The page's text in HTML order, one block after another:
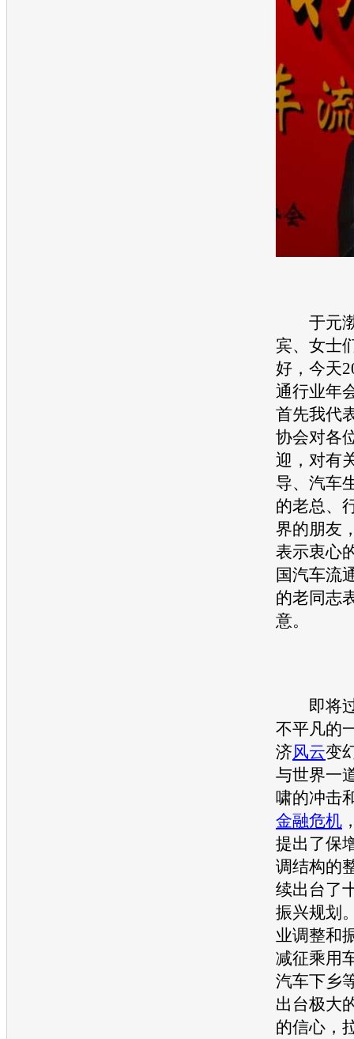
于元渤
宾、女士
好，今天
通行业年
首先我代
协会对各
迎，对有
导、 汽车
的老总、
界的朋友
表示衷心
国汽车流
的老同志
意。
即将过
不平凡的
济风云变
与世界一
啸的冲击
金融危机
提出了保
调结构的
续出台了
振兴规划
业调整和
减征乘用
汽车下乡
出台极大
的信心，